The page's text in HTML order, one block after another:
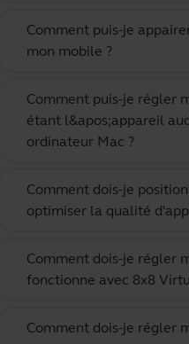
Comment puis-je
mon mobile ?
Comment puis-je régler
étant l&apos;appareil
ordinateur Mac ?
Comment dois-je
optimiser la qualité
Comment dois-je régler
fonctionne avec 8x8
Comment dois-je régler